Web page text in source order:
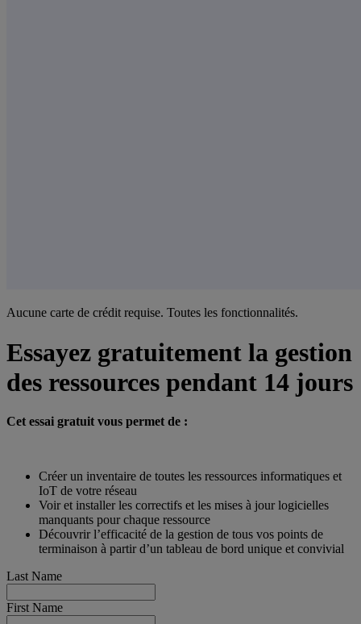
Aucune carte de crédit requise. Toutes les fonctionnalités.
Essayez gratuitement la gestion
des ressources pendant 14 jours
Cet essai gratuit vous permet de :
Créer un inventaire de toutes les ressources informatiques et
IoT de votre réseau
Voir et installer les correctifs et les mises à jour logicielles
manquants pour chaque ressource
Découvrir l’efficacité de la gestion de tous vos points de
terminaison à partir d’un tableau de bord unique et convivial
Last Name
First Name